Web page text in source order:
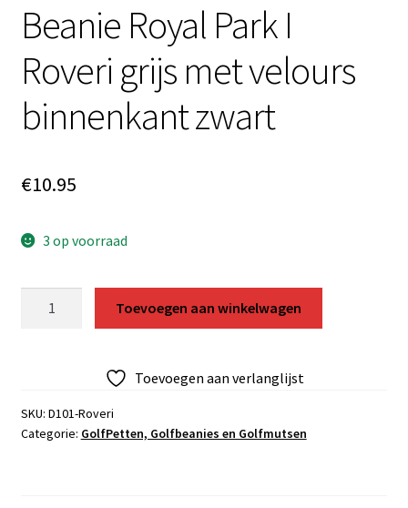
Beanie Royal Park I
Roveri grijs met velours
binnenkant zwart
€10.95
3 op voorraad
grijs
met
Toevoegen aan winkelwagen
Toevoegen aan verlanglijst
SKU: D101-Roveri
Categorie: GolfPetten, Golfbeanies en Golfmutsen